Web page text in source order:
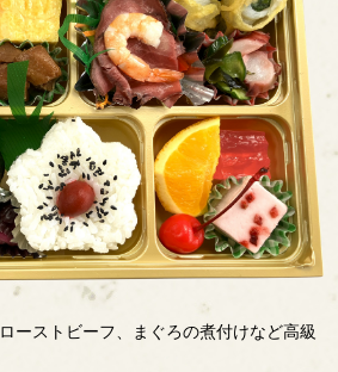
ーストビーフ、まぐろの煮付けなど高級